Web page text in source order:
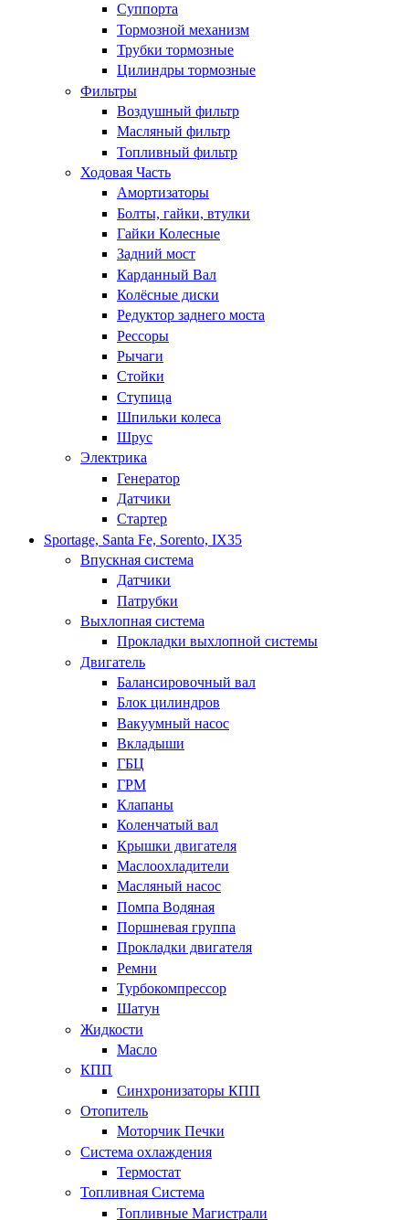
Суппорта
Тормозной механизм
Трубки тормозные
Цилиндры тормозные
Фильтры
Воздушный фильтр
Масляный фильтр
Топливный фильтр
Ходовая Часть
Амортизаторы
Болты, гайки, втулки
Гайки Колесные
Задний мост
Карданный Вал
Колёсные диски
Редуктор заднего моста
Рессоры
Рычаги
Стойки
Ступица
Шпильки колеса
Шрус
Электрика
Генератор
Датчики
Стартер
Sportage, Santa Fe, Sorento, IX35
Впускная система
Датчики
Патрубки
Выхлопная система
Прокладки выхлопной системы
Двигатель
Балансировочный вал
Блок цилиндров
Вакуумный насос
Вкладыши
ГБЦ
ГРМ
Клапаны
Коленчатый вал
Крышки двигателя
Маслоохладители
Масляный насос
Помпа Водяная
Поршневая группа
Прокладки двигателя
Ремни
Турбокомпрессор
Шатун
Жидкости
Масло
КПП
Синхронизаторы КПП
Отопитель
Моторчик Печки
Система охлаждения
Термостат
Топливная Система
Топливные Магистрали